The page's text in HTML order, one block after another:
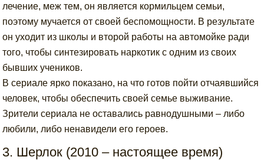
лечение, меж тем, он является кормильцем семьи,
поэтому мучается от своей беспомощности. В результате
он уходит из школы и второй работы на автомойке ради
того, чтобы синтезировать наркотик с одним из своих
бывших учеников.
В сериале ярко показано, на что готов пойти отчаявшийся
человек, чтобы обеспечить своей семье выживание.
Зрители сериала не оставались равнодушными – либо
любили, либо ненавидели его героев.
3. Шерлок (2010 – настоящее время)